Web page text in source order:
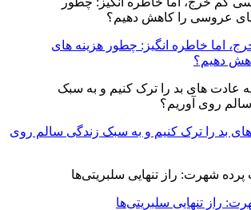
اما خاطره انگیز: چطور هزینه های
دهیم؟
بد را ترک کنیم و به سبک زندگی سالم روی
راز تنهایی سلبریتی‌ها